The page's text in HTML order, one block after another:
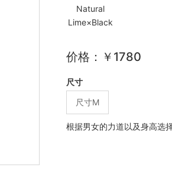
Natural
Lime×Black
价格：￥1780
尺寸
尺寸M
根据男女的力道以及身高选